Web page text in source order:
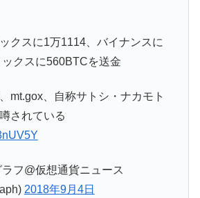
クスに1万1114、バイナンスに
クスに560BTCを送金
mt.gox、自称サトシ・ナカモト
されている
フ@仮想通貨ニュース
2018年9月4日